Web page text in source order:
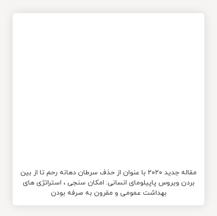
مقاله جدید ۲۰۲۰ با عنوان از حذف سرطان دهانه رحم تا از بین
بردن ویروس پاپیلومای انسانی: امکان سنجی ، استراتژی های
بهداشت عمومی و مقرون به صرفه بودن